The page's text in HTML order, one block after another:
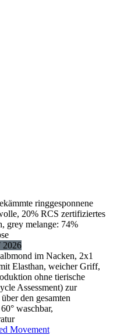
ringgesponnene
20% RCS zertifiziertes
grey melange: 74%
2026
im Nacken, 2x1
Elasthan, weicher Griff,
ohne tierische
Assessment) zur
den gesamten
waschbar,
Movement